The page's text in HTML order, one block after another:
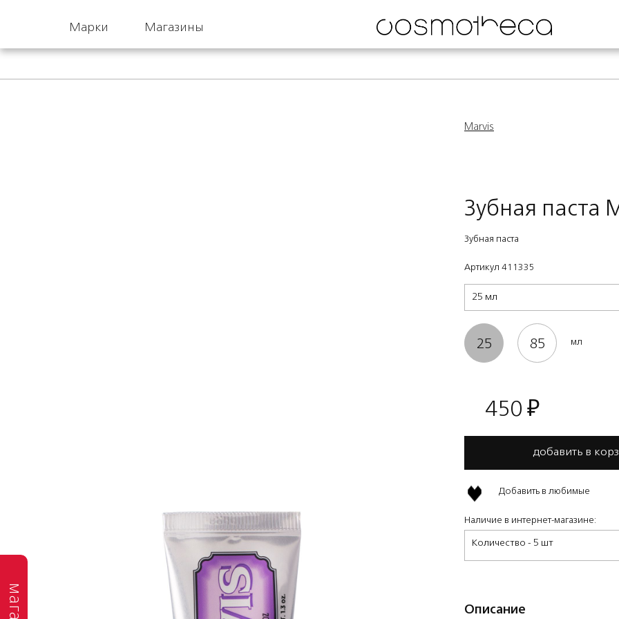
Марки Магазины
Marvis
Зубная паста
Зубная паста
Артикул 411335
25 мл
25 85 мл
450 ₽
добавить в
Добавить в любимые
Наличие в интернет-магазине:
Количество - 5 шт
Описание